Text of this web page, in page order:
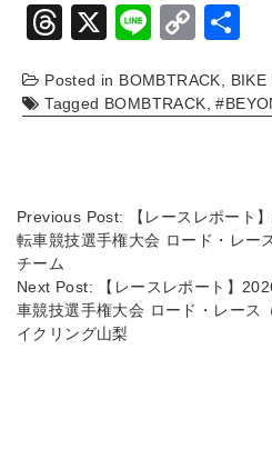
T
e
a
X
Li
e
C
p
y
k
Posted in BOMBTRACK BIKE
Tagged BOMBTRACK ,
Previous Post:
【レースレポート
転車競技選手権大会 ロード・レ
チーム
Next Post:
【レースレポート】
車競技選手権大会 ロード・レー
イクリング山梨